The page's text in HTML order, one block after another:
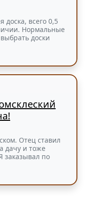
доска, всего 0,5
Нормальные
доски
Отец ставил
дачу и тоже
заказывал по